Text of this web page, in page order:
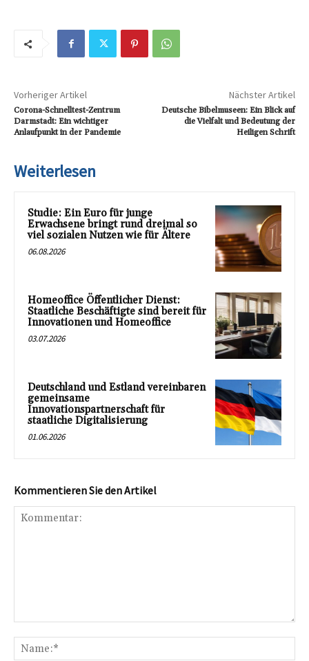
Vorheriger Artikel
Corona-Schnelltest-Zentrum
Darmstadt: Ein wichtiger
Anlaufpunkt in der Pandemie
Nächster Artikel
Deutsche Bibelmuseen: Ein Blick auf
die Vielfalt und Bedeutung der
Heiligen Schrift
Weiterlesen
Studie: Ein Euro für junge
Erwachsene bringt rund dreimal so
viel sozialen Nutzen wie für Ältere
06.08.2026
Homeoffice Öffentlicher Dienst:
Staatliche Beschäftigte sind bereit für
Innovationen und Homeoffice
03.07.2026
Deutschland und Estland vereinbaren
gemeinsame
Innovationspartnerschaft für
staatliche Digitalisierung
01.06.2026
Kommentieren Sie den Artikel